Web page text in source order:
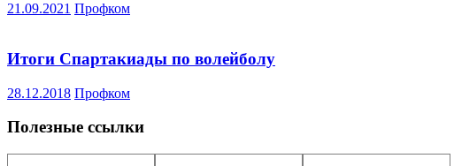
21.09.2021 Профком
Итоги Спартакиады по волейболу
28.12.2018 Профком
Полезные ссылки